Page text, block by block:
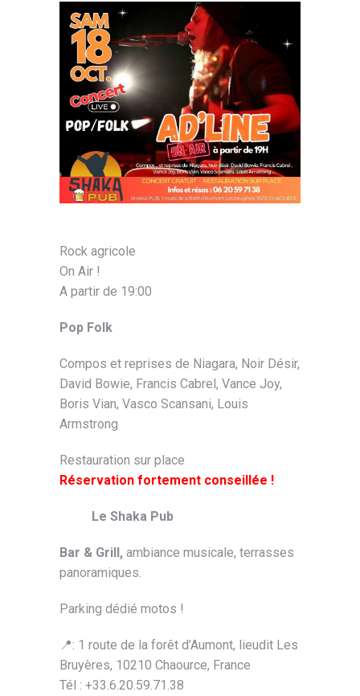
Rock agricole
On Air !
A partir de 19:00
Pop Folk
Compos et reprises de Niagara, Noir Désir,
David Bowie, Francis Cabrel, Vance Joy,
Boris Vian, Vasco Scansani, Louis
Armstrong
Restauration sur place
Réservation fortement conseillée !
Le Shaka Pub
Bar & Grill, ambiance musicale, terrasses
panoramiques.
Parking dédié motos !
📍: 1 route de la forêt d’Aumont, lieudit Les
Bruyères, 10210 Chaource, France
Tél : +33.6.20.59.71.38